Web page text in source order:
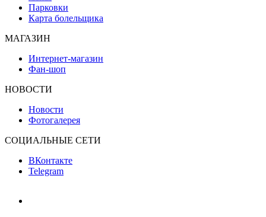
Парковки
Карта болельщика
МАГАЗИН
Интернет-магазин
Фан-шоп
НОВОСТИ
Новости
Фотогалерея
СОЦИАЛЬНЫЕ СЕТИ
ВКонтакте
Telegram